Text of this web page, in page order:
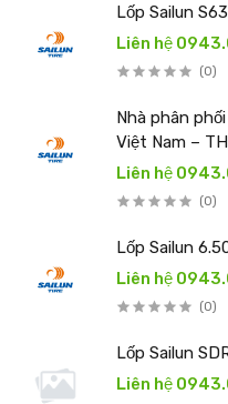
Lốp Sailun
Liên hệ
(0)
Nhà phân
Việt Nam –
Liên hệ
(0)
Lốp Sailun
Liên hệ
(0)
Lốp Sailun
Liên hệ